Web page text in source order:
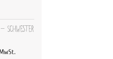
Schwester